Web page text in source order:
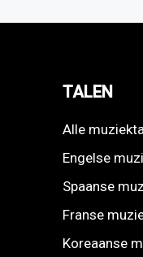
TALEN
Alle
Engelse
Spaanse
Franse
Koreaanse